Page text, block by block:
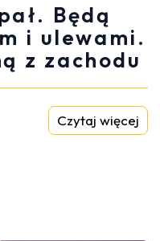
Będą
i ulewami.
z zachodu
Czytaj więcej